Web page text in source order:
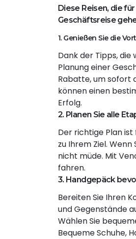
Diese Reisen, die
Geschäftsreise
1. Genießen Sie die
Dank der Tipps,
Planung einer
Rabatte, um sofort
können einen
Erfolg.
2. Planen Sie alle
Der richtige Plan ist
zu Ihrem Ziel.
nicht müde. Mit
fahren.
3. Handgepäck
Bereiten Sie Ihren
und Gegenstände
Wählen Sie
Bequeme Schuhe,